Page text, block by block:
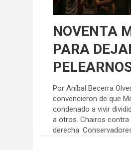
NOVENTA
PARA
Por Aníbal Becerra
convencieron de que
condenado a vivir
a otros. Chairos
derecha.